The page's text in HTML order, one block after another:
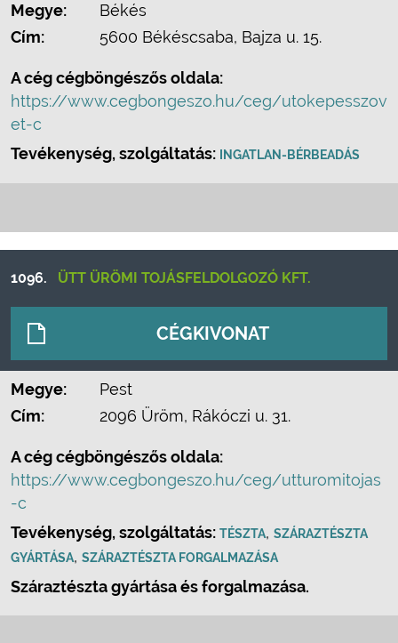
Megye:
Békés
Cím:
5600 Békéscsaba, Bajza u. 15.
A cég cégböngészős oldala:
https://www.cegbongeszo.hu/ceg/utokepesszov
et-c
Tevékenység, szolgáltatás:
INGATLAN-BÉRBEADÁS
1096. ÜTT ÜRÖMI TOJÁSFELDOLGOZÓ KFT.
CÉGKIVONAT
Megye:
Pest
Cím:
2096 Üröm, Rákóczi u. 31.
A cég cégböngészős oldala:
https://www.cegbongeszo.hu/ceg/utturomitojas
-c
Tevékenység, szolgáltatás: TÉSZTA, SZÁRAZTÉSZTA
GYÁRTÁSA, SZÁRAZTÉSZTA FORGALMAZÁSA
Száraztészta gyártása és forgalmazása.